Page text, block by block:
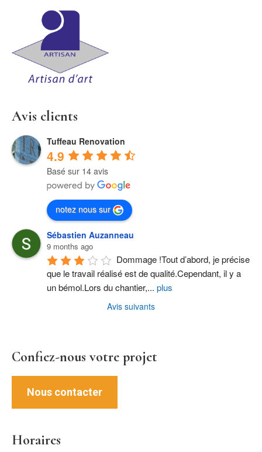
Avis clients
Tuffeau Renovation
4.9
Basé sur 14 avis
notez nous sur
Sébastien Auzanneau
9 months ago
Dommage !Tout d’abord, je précise
que le travail réalisé est de qualité.Cependant, il y a
un bémol.Lors du chantier,... plus
Avis suivants
Confiez-nous votre projet
Nous contacter
Horaires